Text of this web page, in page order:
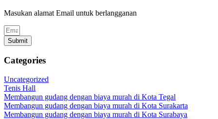
Masukan alamat Email untuk berlangganan
Submit
Categories
Uncategorized
Tenis Hall
Membangun gudang dengan biaya murah di Kota Tegal
Membangun gudang dengan biaya murah di Kota Surakarta
Membangun gudang dengan biaya murah di Kota Surabaya